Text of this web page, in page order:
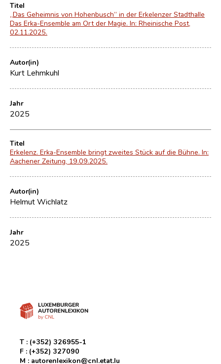
Titel
„Das Geheimnis von Hohenbusch“ in der Erkelenzer Stadthalle
Das Erka-Ensemble am Ort der Magie. In: Rheinische Post,
02.11.2025.
Autor(in)
Kurt Lehmkuhl
Jahr
2025
Titel
Erkelenz. Erka-Ensemble bringt zweites Stück auf die Bühne. In:
Aachener Zeitung, 19.09.2025.
Autor(in)
Helmut Wichlatz
Jahr
2025
T : (+352) 326955-1
F : (+352) 327090
M : autorenlexikon@cnl.etat.lu